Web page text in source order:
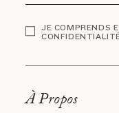
JE COMPRENDS
À Propos